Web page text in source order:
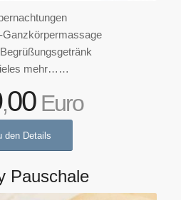
Ganzkörpermassage
mehr……
,00Euro
den Details
Pauschale